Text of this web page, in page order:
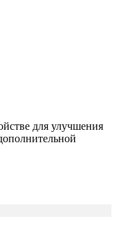
для улучшения